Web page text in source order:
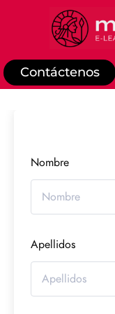
Contáctenos
Nombre
Apellidos